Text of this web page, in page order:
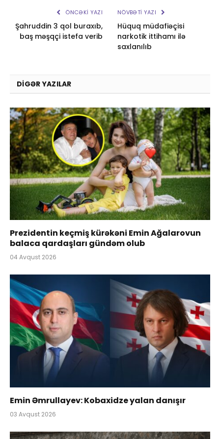
ÖNCƏKI YAZI
Şahruddin 3 qol buraxıb,
baş məşqçi istefa verib
NÖVBƏTI YAZI
Hüquq müdafiəçisi
narkotik ittihamı ilə
saxlanılıb
DIGƏR YAZILAR
Prezidentin keçmiş kürəkəni Emin Ağalarovun
balaca qardaşları gündəm olub
04 Avqust 2026
Emin Əmrullayev: Kobaxidze yalan danışır
03 Avqust 2026